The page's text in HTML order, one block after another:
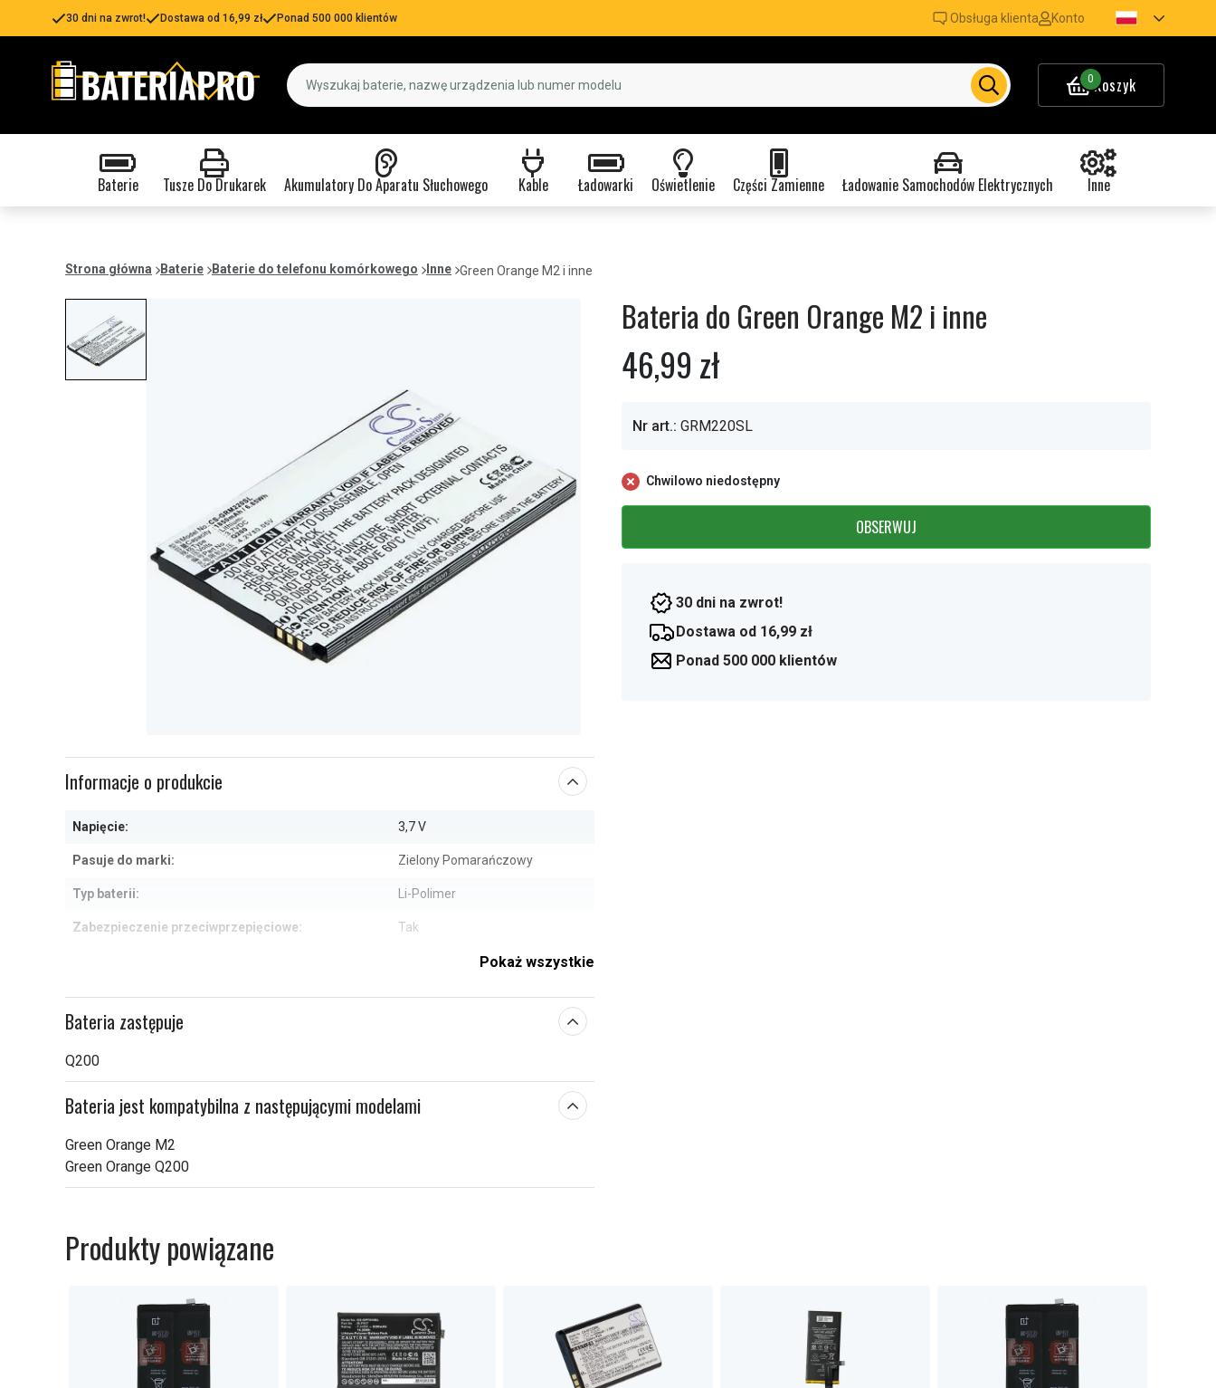
30 dni na zwrot! Dostawa od 16,99 zł Ponad 500 000 klientów Obsługa klienta Konto
0Koszyk
Baterie Tusze Do Drukarek Akumulatory Do Aparatu Słuchowego Kable Ładowarki Oświetlenie Części Zamienne Ładowanie Samochodów Elektrycznych Inne
Strona główna Baterie Baterie do telefonu komórkowego Inne Green Orange M2 i inne
of
Informacje o produkcie
Napięcie: 3,7 V
Pasuje do marki: Zielony Pomarańczowy
Typ baterii: Li-Polimer
Zabezpieczenie przeciwprzepięciowe: Tak
84,00 x 52,00 x 4,00 mm
Pojemność: 1850 mAh
Pokaż wszystkie
Bateria zastępuje
Q200
Bateria jest kompatybilna z następującymi modelami
Green Orange M2
Green Orange Q200
Bateria do Green Orange M2 i inne
46,99 zł
Nr art.: GRM220SL
Chwilowo niedostępny
OBSERWUJ
30 dni na zwrot!
Dostawa od 16,99 zł
Ponad 500 000 klientów
Produkty powiązane